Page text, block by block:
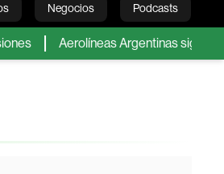
Negocios Podcasts
Aerolíneas Argentinas sigue en verde y